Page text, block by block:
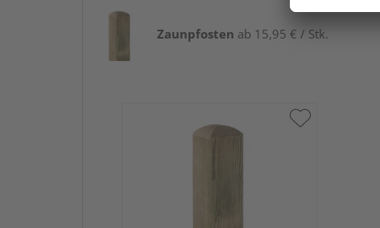
Zaunpfosten ab 15,95 € / Stk.